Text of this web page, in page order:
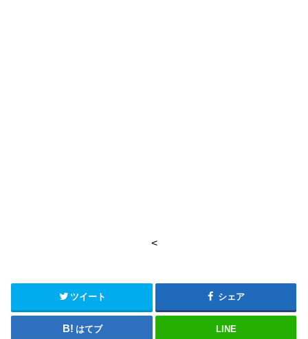
<
ツイート シェア
はてブ LINE